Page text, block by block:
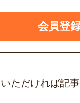
会員登
ただければ記